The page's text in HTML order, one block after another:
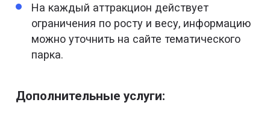
На каждый аттракцион действует
ограничения по росту и весу, информацию
можно уточнить на сайте тематического
парка.
Дополнительные услуги: